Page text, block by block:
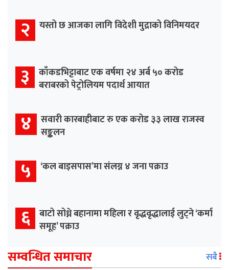
२ यस्तो छ आजका लागि विदेशी मुद्राको विनिमयदर
३ काँकडभिट्टाबाट एक वर्षमा २४ अर्ब ५० करोड
बराबरको पेट्रोलियम पदार्थ आयात
४ सवारी कारबाहीबाट रु एक करोड ३३ लाख राजस्व
सङ्कलन
५ ‘कल बाइसपास’मा संलग्न ४ जना पक्राउ
६ बाटो सोध्ने बहानामा महिला र वृद्धवृद्धालाई लुट्ने ‘कर्मा
समूह’ पक्राउ
सम्वन्धित समाचार सबै